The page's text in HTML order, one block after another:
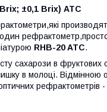
±0,1 Brix) АТС
RHB-20 ATC.
сахарози в фруктових
в молоці. Відмінною
рефрактометрів